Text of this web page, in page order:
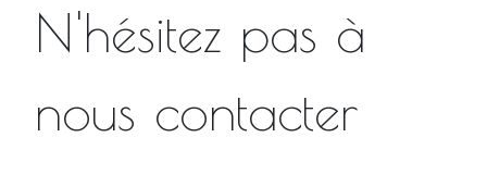
N'hésitez pas à
nous contacter